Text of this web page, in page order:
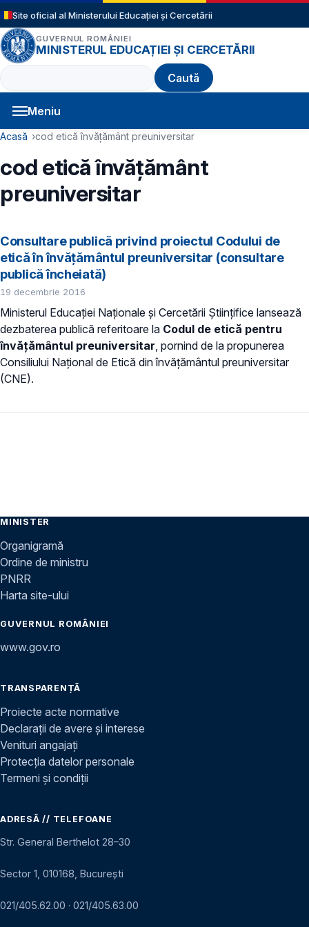
Sari la conținutul principal
Site oficial al Ministerului Educației și Cercetării
GUVERNUL ROMÂNIEI
MINISTERUL EDUCAȚIEI ȘI CERCETĂRII
Caută
Meniu
Navigație principală
Cale de navigare
Acasă cod etică învățământ preuniversitar
cod etică învățământ
preuniversitar
Consultare publică privind proiectul Codului de
etică în învățământul preuniversitar (consultare
publică încheiată)
19 decembrie 2016
Ministerul Educației Naționale și Cercetării Științifice lansează
dezbaterea publică referitoare la Codul de etică pentru
învățământul preuniversitar, pornind de la propunerea
Consiliului Național de Etică din învățământul preuniversitar
(CNE).
MINISTER
Organigramă
Ordine de ministru
PNRR
Harta site-ului
GUVERNUL ROMÂNIEI
www.gov.ro
TRANSPARENȚĂ
Proiecte acte normative
Declarații de avere și interese
Venituri angajați
Protecția datelor personale
Termeni și condiții
ADRESĂ // TELEFOANE
Str. General Berthelot 28–30
Sector 1, 010168, București
021/405.62.00 · 021/405.63.00